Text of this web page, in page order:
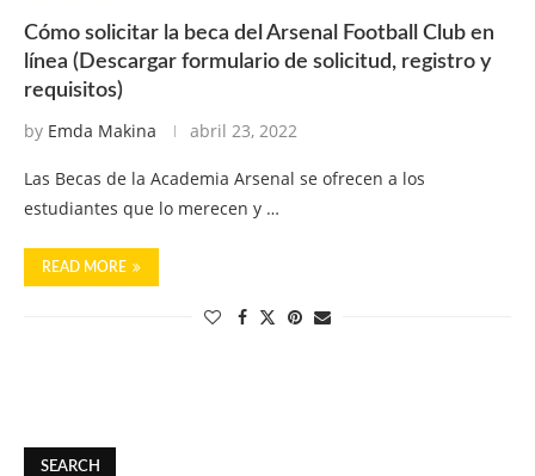
Cómo solicitar la beca del Arsenal Football Club en
línea (Descargar formulario de solicitud, registro y
requisitos)
by Emda Makina abril 23, 2022
Las Becas de la Academia Arsenal se ofrecen a los
estudiantes que lo merecen y …
READ MORE
SEARCH